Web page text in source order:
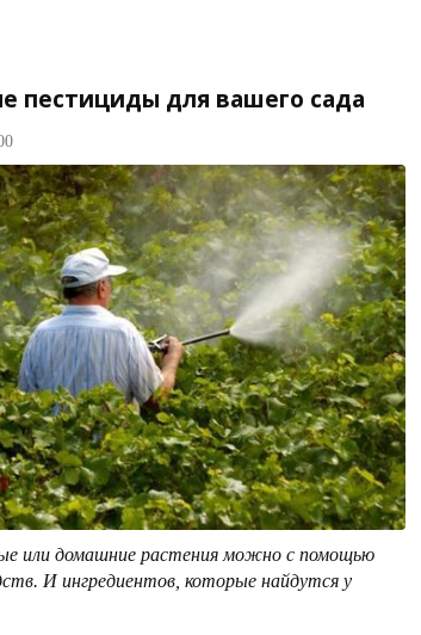
пестициды для вашего сада
или домашние растения можно с помощью
И ингредиентов, которые найдутся у